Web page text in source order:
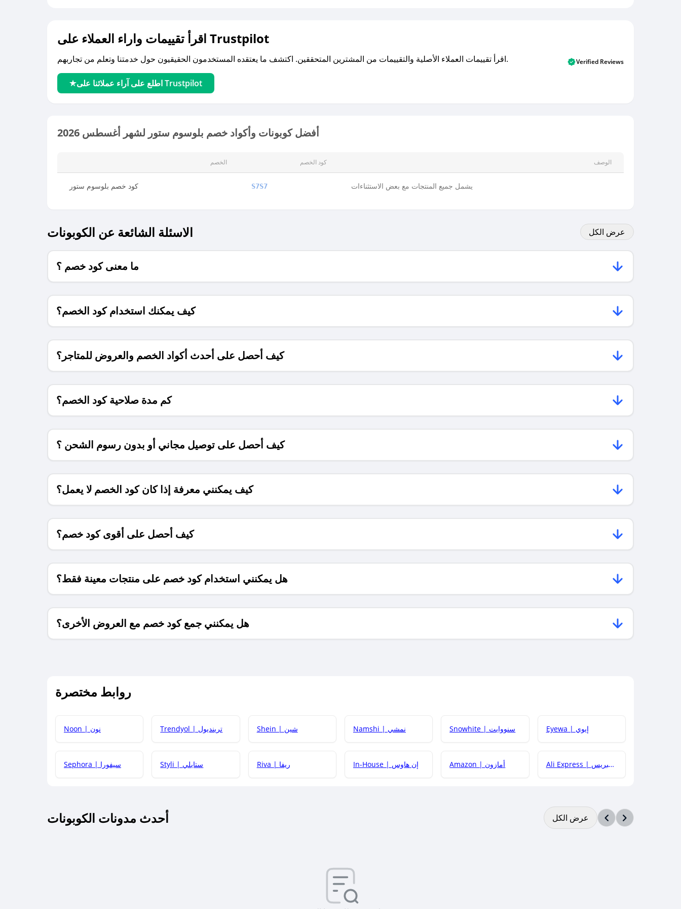
اقرأ تقييمات واراء العملاء على Trustpilot
اقرأ تقييمات العملاء الأصلية والتقييمات من المشترين المتحققين. اكتشف ما يعتقده المستخدمون الحقيقيون حول خدمتنا وتعلم من تجاربهم.
اطلع على آراء عملائنا على Trustpilot
Verified Reviews
أفضل كوبونات وأكواد خصم بلوسوم ستور لشهر أغسطس 2026
الخصم كود الخصم الوصف
كود خصم بلوسوم ستور S7S7 يشمل جميع المنتجات مع بعض الاستثناءات
الاسئلة الشائعة عن الكوبونات عرض الكل
ما معنى كود خصم ؟
كيف يمكنك استخدام كود الخصم؟
كيف أحصل على أحدث أكواد الخصم والعروض للمتاجر؟
كم مدة صلاحية كود الخصم؟
كيف أحصل على توصيل مجاني أو بدون رسوم الشحن ؟
كيف يمكنني معرفة إذا كان كود الخصم لا يعمل؟
كيف أحصل على أقوى كود خصم؟
هل يمكنني استخدام كود خصم على منتجات معينة فقط؟
هل يمكنني جمع كود خصم مع العروض الأخرى؟
روابط مختصرة
Noon | نون Trendyol | ترينديول Shein | شين Namshi | نمشي Snowhite | سنووايت Eyewa | إيوي
Sephora | سيفورا Styli | ستايلي Riva | ريفا In-House | إن هاوس Amazon | أمازون Ali Express | علي إكسبريس
أحدث مدونات الكوبونات عرض الكل